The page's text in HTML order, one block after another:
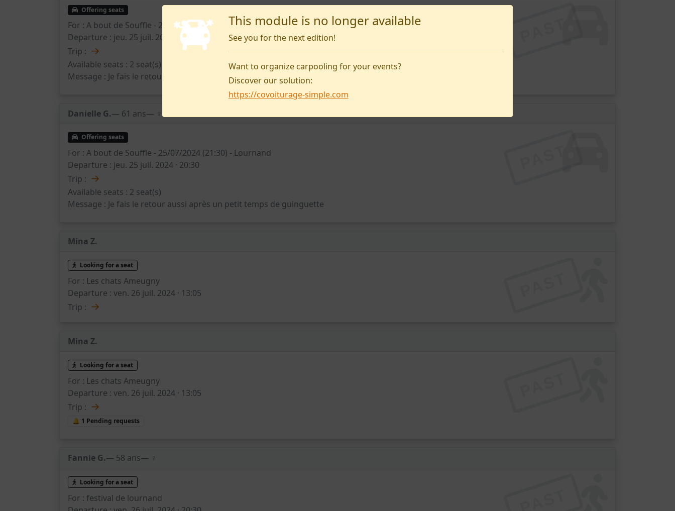
This module is no longer available
See you for the next edition!
Want to organize carpooling for your events?
Discover our solution:
https://covoiturage-simple.com
Offering seats
For : A bout de Souffle - 25/07/2024 (21:30) - Lournand
Departure : jeu. 25 juil. 2024 · 20:30
Trip : →
Available seats : 2 seat(s)
Message : Je fais le retour aussi après un petit temps de guinguette
Danielle G.— 61 ans— ♀️
Offering seats
For : A bout de Souffle - 25/07/2024 (21:30) - Lournand
Departure : jeu. 25 juil. 2024 · 20:30
Trip : →
Available seats : 2 seat(s)
Message : Je fais le retour aussi après un petit temps de guinguette
Mina Z.
Looking for a seat
For : Les chats Ameugny
Departure : ven. 26 juil. 2024 · 13:05
Trip : →
Mina Z.
Looking for a seat
For : Les chats Ameugny
Departure : ven. 26 juil. 2024 · 13:05
Trip : →
🔔 1 Pending requests
Fannie G.— 58 ans— ♀️
Looking for a seat
For : festival de lournand